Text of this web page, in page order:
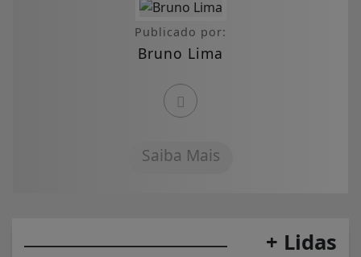
Publicado por:
Bruno Lima
Saiba Mais
+ Lidas